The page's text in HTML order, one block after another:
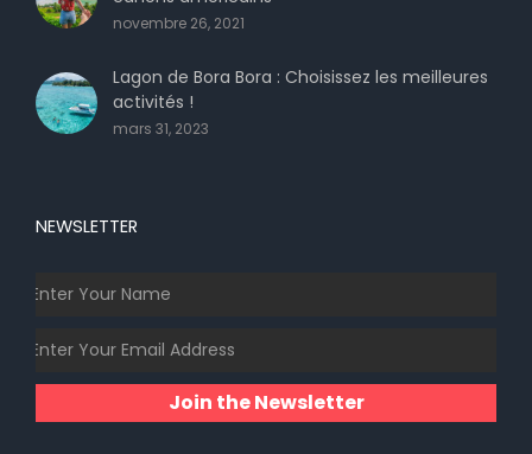
novembre 26, 2021
Lagon de Bora Bora : Choisissez les meilleures
activités !
mars 31, 2023
NEWSLETTER
Join the Newsletter